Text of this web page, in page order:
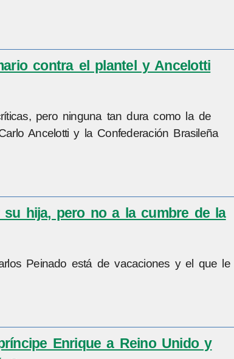
contra el plantel y Ancelotti
pero ninguna tan dura como la de
Ancelotti y la Confederación Brasileña
hija, pero no a la cumbre de la
Peinado está de vacaciones y el que le
Enrique a Reino Unido y